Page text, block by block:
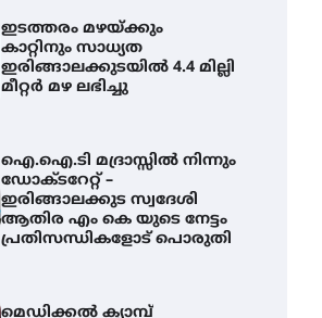
ഇടത്തരം മഴയ്ക്കും
കാറ്റിനും സാധ്യത
ഇരിങ്ങാലക്കുടയിൽ 4.4 മില്ലി
മീറ്റർ മഴ ലഭിച്ചു
ഐ.ഐ.ടി മദ്രാസ്സിൽ നിന്നും
ഡോക്ടറേറ്റ് –
ഇരിങ്ങാലക്കുട സ്വദേശി
ആതിര എം കെ യുടെ നേട്ടം
പ്രതിസന്ധികളോട് പൊരുതി
മെഡിക്കൽ ക്യാമ്പ്